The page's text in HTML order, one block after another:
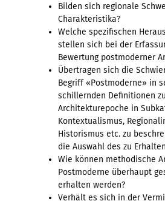
Bilden sich regionale
Charakteristika?
Welche spezifischen
stellen sich bei der
Bewertung postmoderner
Übertragen sich die
Begriff «Postmoderne» in
schillernden Definitionen
Architekturepoche in
Kontextualismus,
Historismus etc. zu
die Auswahl des zu
Wie können methodische
Postmoderne überhaupt
erhalten werden?
Verhält es sich in der